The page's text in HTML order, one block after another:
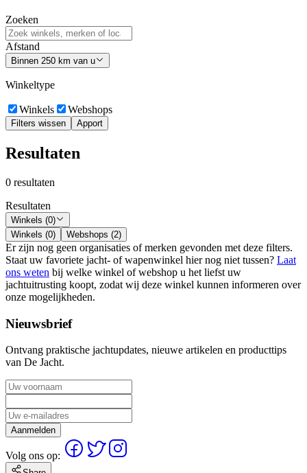
Zoeken
Afstand
Binnen 250 km van u
Winkeltype
Winkels Webshops
Filters wissen Apport
Resultaten
0 resultaten
Resultaten
Winkels (0)
Winkels (0)
Webshops (2)
Er zijn nog geen organisaties of merken gevonden met deze filters.
Staat uw favoriete jacht- of wapenwinkel hier nog niet tussen? Laat
ons weten bij welke winkel of webshop u het liefst uw
jachtuitrusting koopt, zodat wij deze winkel kunnen informeren over
onze mogelijkheden.
Nieuwsbrief
Ontvang praktische jachtupdates, nieuwe artikelen en producttips
van De Jacht.
Aanmelden
Volg ons op: